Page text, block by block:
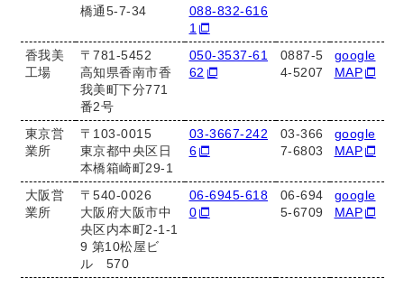
橋通5-7-34
088-832-616
1
香我美
工場
〒781-5452
高知県香南市香
我美町下分771
番2号
050-3537-61
62
0887-5
4-5207
google
MAP
東京営
業所
〒103-0015
東京都中央区日
本橋箱崎町29-1
03-3667-242
6
03-366
7-6803
google
MAP
大阪営
業所
〒540-0026
大阪府大阪市中
央区内本町2-1-1
9 第10松屋ビ
ル 570
06-6945-618
0
06-694
5-6709
google
MAP